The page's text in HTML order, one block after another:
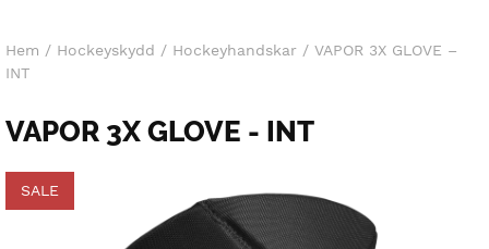
Hem / Hockeyskydd / Hockeyhandskar / VAPOR 3X GLOVE –
INT
VAPOR 3X GLOVE - INT
SALE